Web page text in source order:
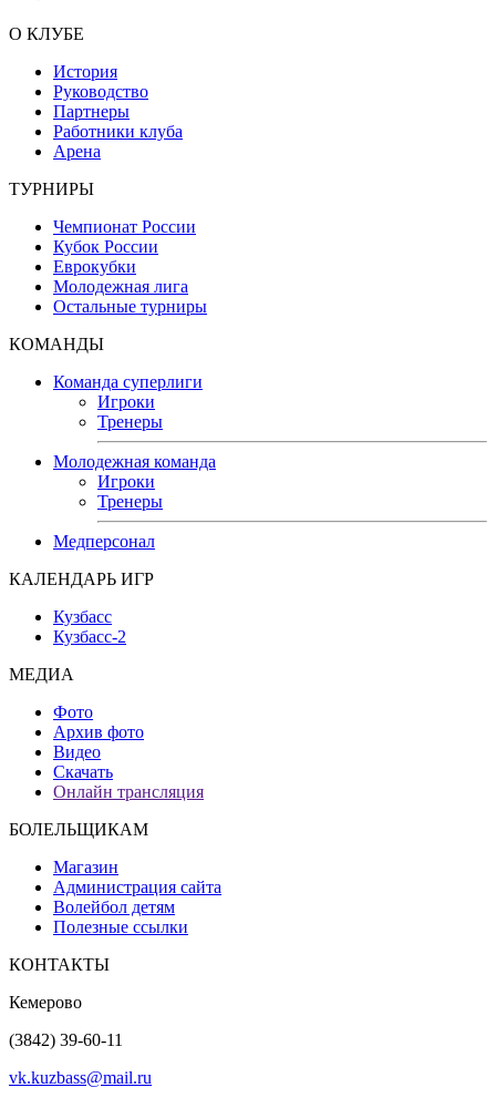
О КЛУБЕ
История
Руководство
Партнеры
Работники клуба
Арена
ТУРНИРЫ
Чемпионат России
Кубок России
Еврокубки
Молодежная лига
Остальные турниры
КОМАНДЫ
Команда суперлиги
Игроки
Тренеры
Молодежная команда
Игроки
Тренеры
Медперсонал
КАЛЕНДАРЬ ИГР
Кузбасс
Кузбасс-2
МЕДИА
Фото
Архив фото
Видео
Скачать
Онлайн трансляция
БОЛЕЛЬЩИКАМ
Магазин
Администрация сайта
Волейбол детям
Полезные ссылки
КОНТАКТЫ
Кемерово
(3842) 39-60-11
vk.kuzbass@mail.ru